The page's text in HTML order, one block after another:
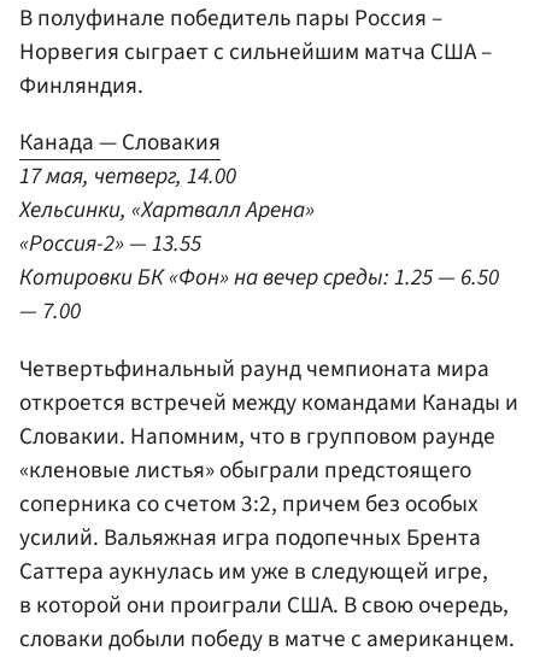
В полуфинале победитель пары Россия –
Норвегия сыграет с сильнейшим матча США –
Финляндия.
Канада — Словакия
17 мая, четверг, 14.00
Хельсинки, «Хартвалл Арена»
«Россия-2» — 13.55
Котировки БК «Фон» на вечер среды: 1.25 — 6.50
— 7.00
Четвертьфинальный раунд чемпионата мира
откроется встречей между командами Канады и
Словакии. Напомним, что в групповом раунде
«кленовые листья» обыграли предстоящего
соперника со счетом 3:2, причем без особых
усилий. Вальяжная игра подопечных Брента
Саттера аукнулась им уже в следующей игре,
в которой они проиграли США. В свою очередь,
словаки добыли победу в матче с американцем.